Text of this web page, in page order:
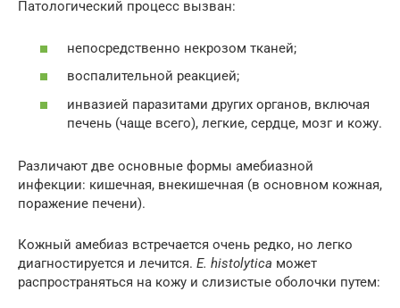
Патологический процесс вызван:
непосредственно некрозом тканей;
воспалительной реакцией;
инвазией паразитами других органов, включая
печень (чаще всего), легкие, сердце, мозг и кожу.
Различают две основные формы амебиазной
инфекции: кишечная, внекишечная (в основном кожная,
поражение печени).
Кожный амебиаз встречается очень редко, но легко
диагностируется и лечится. E. histolytica может
распространяться на кожу и слизистые оболочки путем: